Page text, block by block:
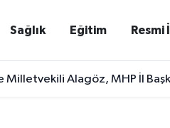
Sağlık Eğitim Resmi
Milletvekili Alagöz, MHP İl